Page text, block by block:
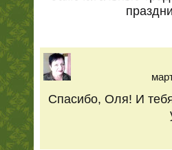
Спасибо, Оля! И